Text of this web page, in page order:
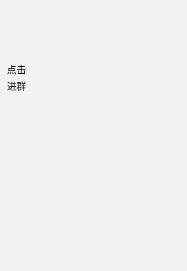
点击
进群